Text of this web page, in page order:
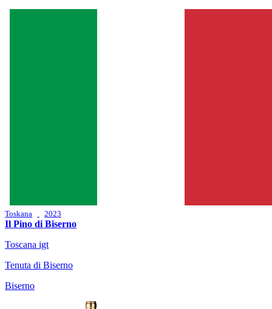
Toskana 2023
Il Pino di Biserno
Toscana igt
Tenuta di Biserno
Biserno